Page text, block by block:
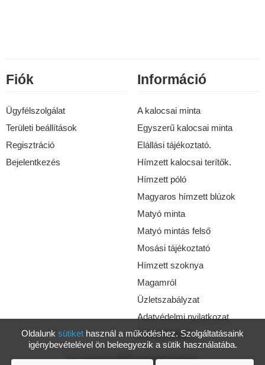
Oldalunk sütiket használ a működéshez. Szolgáltatásaink
igénybevételével ön beleegyezik a sütik használatába.
Fiók
Ügyfélszolgálat
Területi beállítások
Regisztráció
Bejelentkezés
Információ
A kalocsai minta
Egyszerű kalocsai minta
Elállási tájékoztató.
Hímzett kalocsai terítők.
Hímzett póló
Magyaros hímzett blúzok
Matyó minta
Matyó mintás felső
Mosási tájékoztató
Hímzett szoknya
Magamról
Üzletszabályzat
Adatvédelmi nyilatkozat
Elérhetőségek
Copyright © 2026 GabriellaFolkArt.